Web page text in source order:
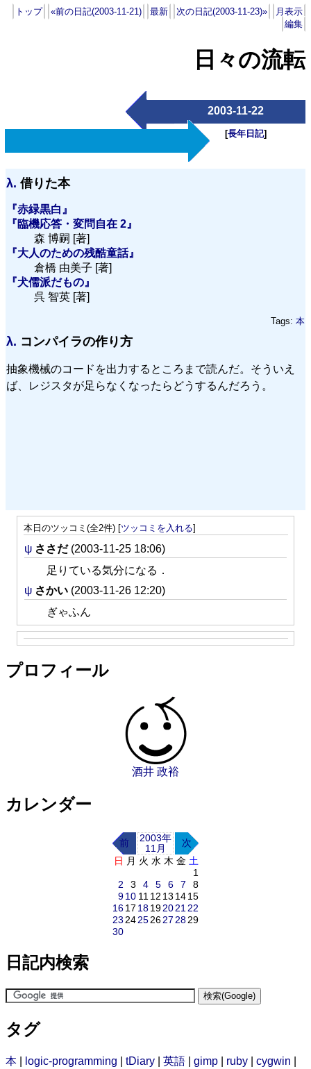
トップ «前の日記(2003-11-21) 最新 次の日記(2003-11-23)»
月表示
編集
日々の流転
2003-11-22
[長年日記]
λ. 借りた本
『赤緑黒白』
『臨機応答・変問自在 2』
森 博嗣 [著]
『大人のための残酷童話』
倉橋 由美子 [著]
『犬儒派だもの』
呉 智英 [著]
Tags: 本
λ. コンパイラの作り方
抽象機械のコードを出力するところまで読んだ。そういえ
ば、レジスタが足らなくなったらどうするんだろう。
本日のツッコミ(全2件) [ツッコミを入れる]
ψ ささだ (2003-11-25 18:06)
足りている気分になる．
ψ さかい (2003-11-26 12:20)
ぎゃふん
プロフィール
酒井 政裕
カレンダー
前
2003年
11月
次
日 月 火 水 木 金 土
1
2
3 4 5 6 7
8
910 11 12 13 1415
1617 18192021 22
23 24252627 2829
30
日記内検索
タグ
本 logic-programming tDiary 英語 gimp ruby cygwin